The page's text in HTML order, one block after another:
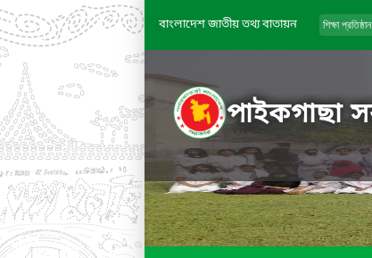
বাংলাদেশ জাতীয় তথ্য বাতায়ন
পাইকগাছা